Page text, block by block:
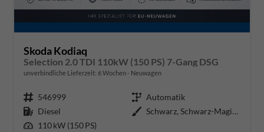
Skoda Kodiaq
Selection 2.0 TDI 110kW (150 PS) 7-Gang DSG
unverbindliche Lieferzeit: 6 Wochen Neuwagen
Fahrzeugnr. 546999 Getriebe Automatik
Kraftstoff Diesel Außenfarbe
Schwarz, Schwarz-Magic Perleffek
Leistung 110 kW (150 PS)